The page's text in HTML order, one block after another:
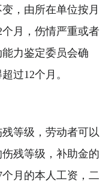
，由所在单位按月
月，伤情严重或者
力鉴定委员会确
过12个月。
等级，劳动者可以
残等级，补助金的
月的本人工资，二